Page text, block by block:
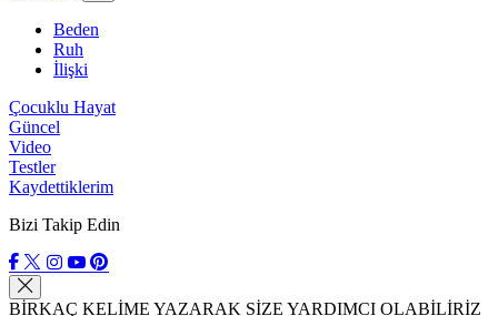
Beden
Ruh
İlişki
Çocuklu Hayat
Güncel
Video
Testler
Kaydettiklerim
Bizi Takip Edin
BİRKAÇ KELİME YAZARAK SİZE YARDIMCI OLABİLİRİZ